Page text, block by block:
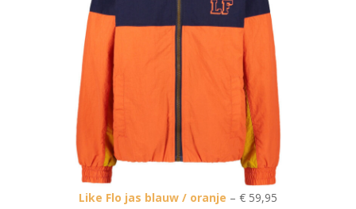
Like Flo jas blauw / oranje – € 59,95